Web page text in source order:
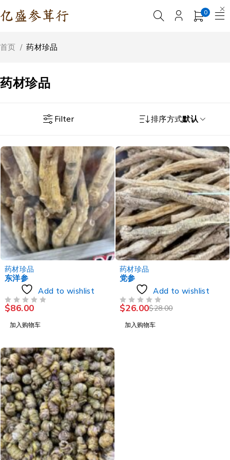
0
药材珍品
首页 / 药材珍品
Filter 排序方式默认
药材珍品
东洋参
Add to wishlist
$86.00
加入购物车
-7%
药材珍品
党参
Add to wishlist
$28.00
$26.00
加入购物车